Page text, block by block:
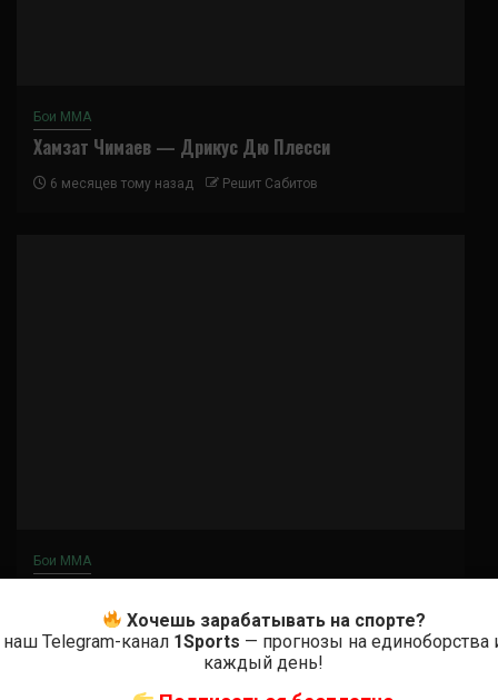
Бои ММА
Хамзат Чимаев — Дрикус Дю Плесси
6 месяцев тому назад Решит Сабитов
Бои ММА
6 месяцев тому назад Решит Сабитов
Хочешь зарабатывать на спорте?
Telegram-канал 1Sports — прогнозы на единоборства
каждый день!